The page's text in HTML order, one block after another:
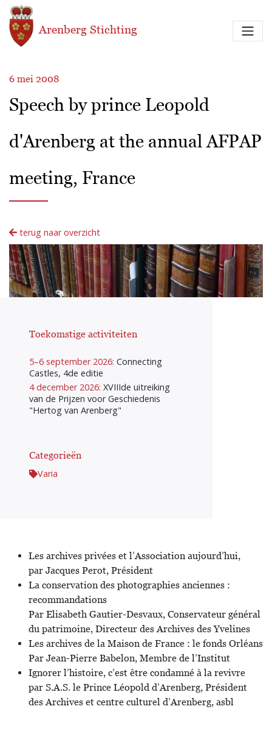
Overslaan en naar de inhoud gaan
Arenberg Stichting
6 mei 2008
Speech by prince Leopold
d'Arenberg at the annual AFPAP
meeting, France
terug naar overzicht
Toekomstige activiteiten
5–6 september 2026: Connecting
Castles, 4de editie
4 december 2026: XVIIIde uitreiking
van de Prijzen voor Geschiedenis
"Hertog van Arenberg"
Categorieën
Varia
Les archives privées et l’Association aujourd’hui,
par Jacques Perot, Président
La conservation des photographies anciennes :
recommandations
Par Elisabeth Gautier-Desvaux, Conservateur général
du patrimoine, Directeur des Archives des Yvelines
Les archives de la Maison de France : le fonds Orléans
Par Jean-Pierre Babelon, Membre de l’Institut
Ignorer l’histoire, c’est être condamné à la revivre
par S.A.S. le Prince Léopold d’Arenberg, Président
des Archives et centre culturel d’Arenberg, asbl